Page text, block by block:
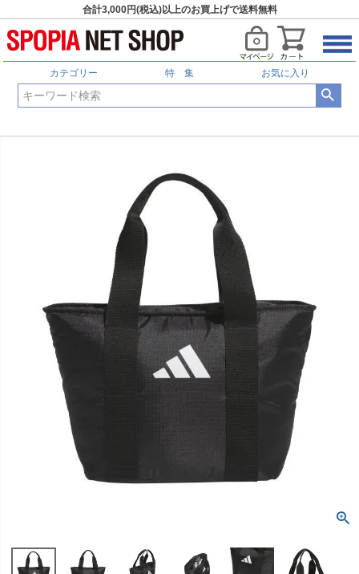
合計3,000円(税込)以上のお買上げで送料無料
カテゴリー 特 集 お気に入り